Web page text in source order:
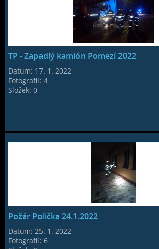
TP - Zapadlý kamión Pomezí 2022
Datum: 17. 1. 2022
Fotografií:4
Složek:0
Požár Polička 24.1.2022
Datum: 25. 1. 2022
Fotografií:6